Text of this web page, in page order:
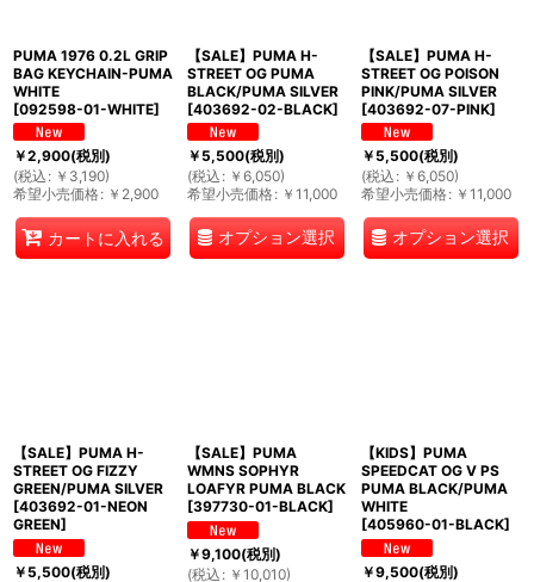
PUMA 1976 0.2L GRIP
BAG KEYCHAIN-PUMA
WHITE
[092598-01-WHITE]
￥2,900(税別)
(税込 : ￥ 3,190)
希望小売価格: ￥ 2,900
カートに入れる
【SALE】PUMA H-
STREET OG PUMA
BLACK/PUMA SILVER
[403692-02-BLACK]
￥5,500(税別)
(税込 : ￥ 6,050)
希望小売価格: ￥ 11,000
オプション選択
【SALE】PUMA H-
STREET OG POISON
PINK/PUMA SILVER
[403692-07-PINK]
￥5,500(税別)
(税込 : ￥ 6,050)
希望小売価格: ￥ 11,000
オプション選択
【SALE】PUMA H-
STREET OG FIZZY
GREEN/PUMA SILVER
[403692-01-NEON
GREEN]
￥5,500(税別)
【SALE】PUMA
WMNS SOPHYR
LOAFYR PUMA BLACK
[397730-01-BLACK]
￥9,100(税別)
(税込 : ￥ 10,010)
【KIDS】PUMA
SPEEDCAT OG V PS
PUMA BLACK/PUMA
WHITE
[405960-01-BLACK]
￥9,500(税別)